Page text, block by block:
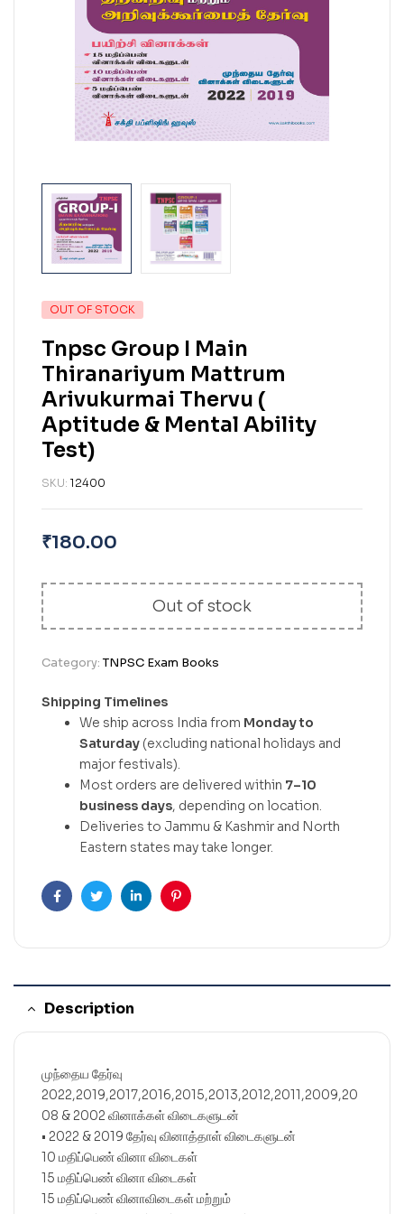
OUT OF STOCK
Tnpsc Group I Main
Thiranariyum Mattrum
Arivukurmai Thervu (
Aptitude & Mental Ability
Test)
SKU: 12400
₹180.00
Out of stock
Category:TNPSC Exam Books
Shipping Timelines
We ship across India from Monday to
Saturday (excluding national holidays and
major festivals).
Most orders are delivered within 7–10
business days, depending on location.
Deliveries to Jammu & Kashmir and North
Eastern states may take longer.
FacebookTwitterLinkedinPinterest
Description
முந்தைய தேர்வு
2022,2019,2017,2016,2015,2013,2012,2011,2009,20
08 & 2002 வினாக்கள் விடைகளுடன்
• 2022 & 2019 தேர்வு வினாத்தாள் விடைகளுடன்
10 மதிப்பெண் வினா விடைகள்
15 மதிப்பெண் வினா விடைகள்
15 மதிப்பெண் வினாவிடைகள் மற்றும்